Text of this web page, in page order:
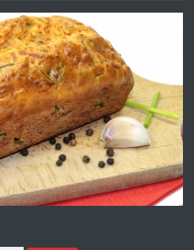
В ЦЕНТЪРА НА ГР.
под наем
преди 3 дни
Офис под наем в кв.
градина!